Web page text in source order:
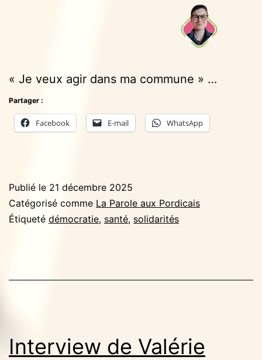
« Je veux agir dans ma commune » …
Partager :
Facebook E-mail WhatsApp
Publié le 21 décembre 2025
Catégorisé comme La Parole aux Pordicais
Étiqueté démocratie, santé, solidarités
Interview de Valérie